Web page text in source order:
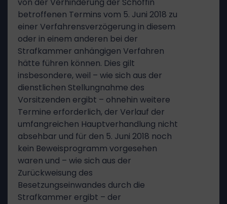
betroffenen Termins vom 5. Juni 2018 zu
einer Verfahrensverzögerung in diesem
oder in einem anderen bei der
Strafkammer anhängigen Verfahren
hätte führen können. Dies gilt
insbesondere, weil – wie sich aus der
dienstlichen Stellungnahme des
Vorsitzenden ergibt – ohnehin weitere
Termine erforderlich, der Verlauf der
umfangreichen Hauptverhandlung nicht
absehbar und für den 5. Juni 2018 noch
kein Beweisprogramm vorgesehen
waren und – wie sich aus der
Zurückweisung des
Besetzungseinwandes durch die
Strafkammer ergibt – der